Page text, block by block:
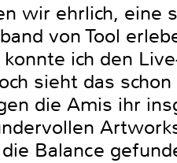
wir ehrlich, eine
von Tool
ich den
sieht das
die Amis ihr
Balance